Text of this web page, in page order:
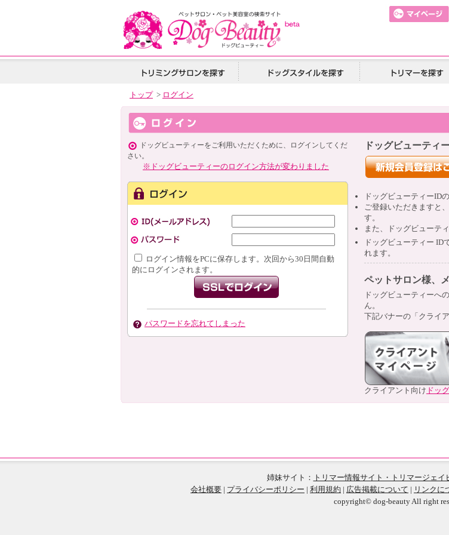
トップ> ログイン
ドッグビューティーをご利用いただくために、ログインしてくだ
さい。
※ドッグビューティーのログイン方法が変わりました
ログイン情報をPCに保存します。次回から30日間自動
的にログインされます。
パスワードを忘れてしまった
ドッグビューティ
ドッグビューティーID
ご登録いただきますと
す。
また、ドッグビューテ
ドッグビューティー ID
れます。
ペットサロン様、
ドッグビューティーへ
ん。
下記バナーの「クライ
クライアント向け ドッ
姉妹サイト： トリマー情報サイト・トリマージェイ
会社概要 | プライバシーポリシー | 利用規約 | 広告掲載について | リンクに
copyright© dog-beauty All right